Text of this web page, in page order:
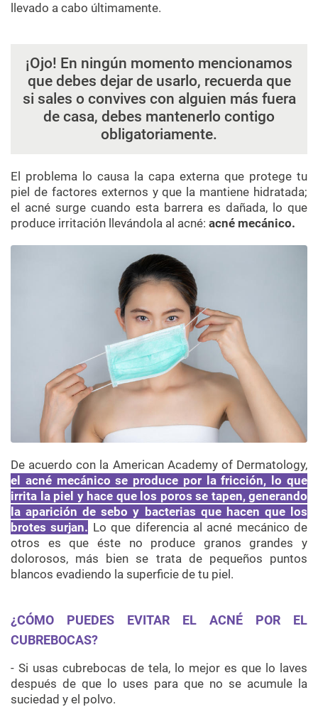
llevado a cabo últimamente.
¡Ojo! En ningún momento mencionamos
que debes dejar de usarlo, recuerda que
si sales o convives con alguien más fuera
de casa, debes mantenerlo contigo
obligatoriamente.
El problema lo causa la capa externa que protege tu
piel de factores externos y que la mantiene hidratada;
el acné surge cuando esta barrera es dañada, lo que
produce irritación llevándola al acné: acné mecánico.
De acuerdo con la American Academy of Dermatology,
el acné mecánico se produce por la fricción, lo que
irrita la piel y hace que los poros se tapen, generando
la aparición de sebo y bacterias que hacen que los
brotes surjan. Lo que diferencia al acné mecánico de
otros es que éste no produce granos grandes y
dolorosos, más bien se trata de pequeños puntos
blancos evadiendo la superficie de tu piel.
¿CÓMO PUEDES EVITAR EL ACNÉ POR EL
CUBREBOCAS?
- Si usas cubrebocas de tela, lo mejor es que lo laves
después de que lo uses para que no se acumule la
suciedad y el polvo.